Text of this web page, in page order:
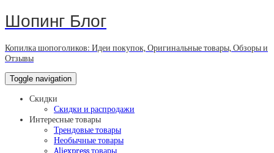
Шопинг Блог
Копилка шопоголиков: Идеи покупок, Оригинальные товары, Обзоры и
Отзывы
Toggle navigation
Скидки
Скидки и распродажи
Интересные товары
Трендовые товары
Необычные товары
Aliexpress товары